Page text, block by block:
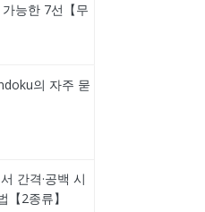
능한 7선【무
의 자주 묻
간격·공백 시
【2종류】